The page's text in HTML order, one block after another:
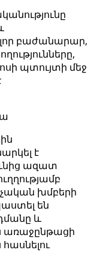
բաժանարար,
պտույտի մեջ
է
ազատ
խմբերի
են
և
առաջընթացի